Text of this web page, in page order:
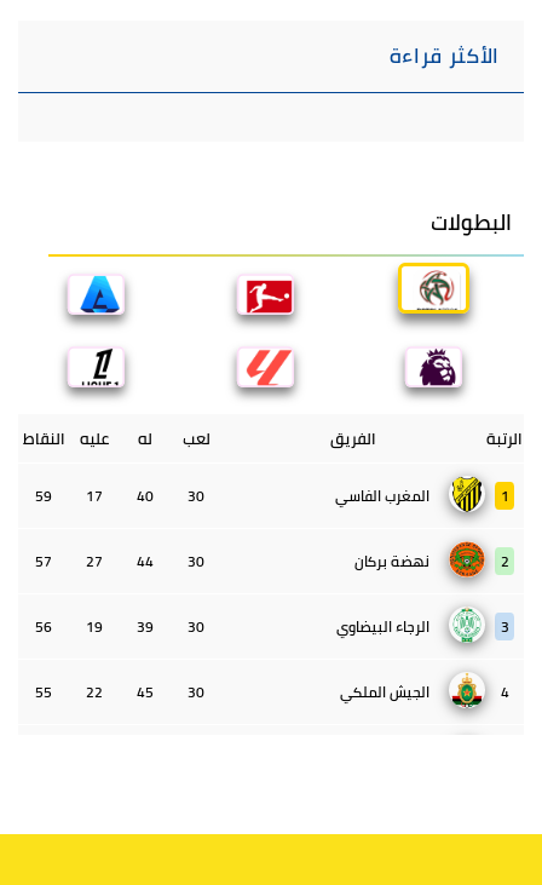
الأكثر قراءة
البطولات
الرتبة الفريق لعب له عليه النقاط
1 المغرب الفاسي 30
40
17
59
2 نهضة بركان 30
44
27
57
3 الرجاء البيضاوي 30
39
19
56
4 الجيش الملكي 30
45
22
55